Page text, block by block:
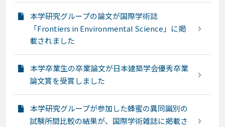
本学研究グループの論文が国際学術誌
「Frontiers in Environmental Science」に掲
載されました
本学卒業生の卒業論文が日本建築学会優秀卒業
論文賞を受賞しました
本学研究グループが参加した蜂蜜の異同識別の
試験所間比較の結果が、国際学術雑誌に掲載さ